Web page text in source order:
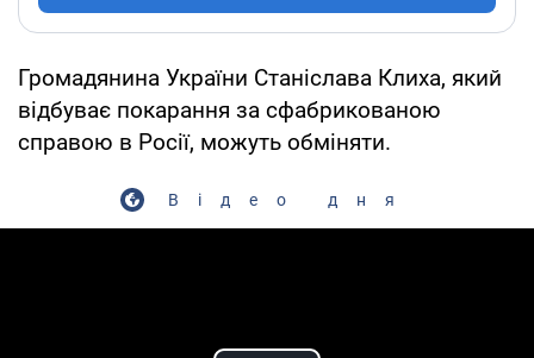
Громадянина України Станіслава Клиха, який
відбуває покарання за сфабрикованою
справою в Росії, можуть обміняти.
Відео дня